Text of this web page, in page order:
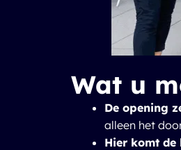
Wat u
De opening
alleen het
Hier komt